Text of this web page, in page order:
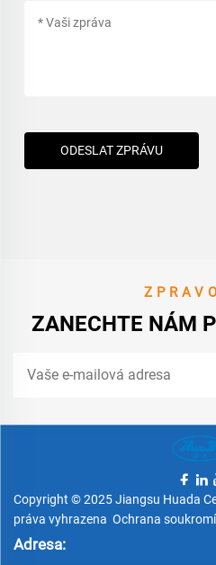
ODESLAT ZPRÁVU
ZANECHTE NÁM
Copyright © 2025 Jiangsu Huada
práva vyhrazena Ochrana soukromí
Adresa: